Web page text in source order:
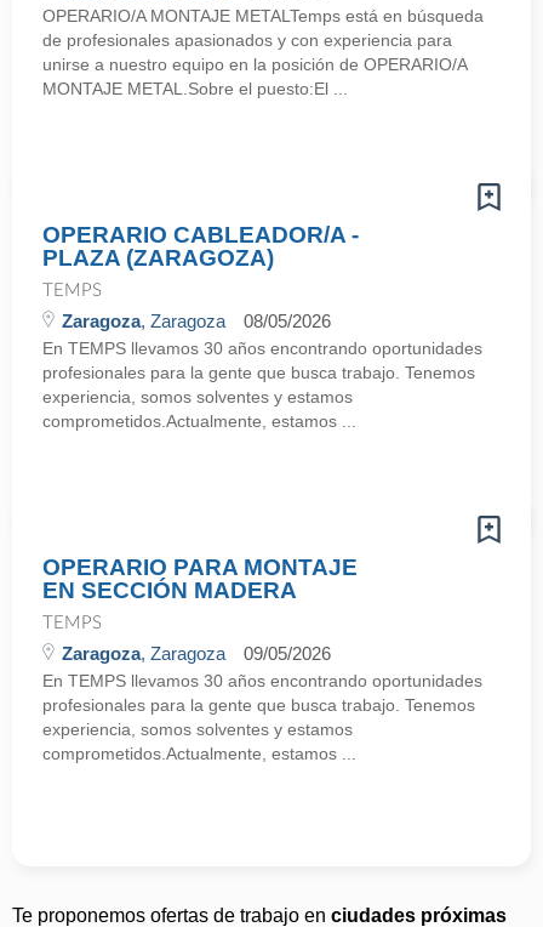
OPERARIO/A MONTAJE METALTemps está en búsqueda
de profesionales apasionados y con experiencia para
unirse a nuestro equipo en la posición de OPERARIO/A
MONTAJE METAL.Sobre el puesto:El ...
OPERARIO CABLEADOR/A -
PLAZA (ZARAGOZA)
TEMPS
Zaragoza, Zaragoza 08/05/2026
En TEMPS llevamos 30 años encontrando oportunidades
profesionales para la gente que busca trabajo. Tenemos
experiencia, somos solventes y estamos
comprometidos.Actualmente, estamos ...
OPERARIO PARA MONTAJE
EN SECCIÓN MADERA
TEMPS
Zaragoza, Zaragoza 09/05/2026
En TEMPS llevamos 30 años encontrando oportunidades
profesionales para la gente que busca trabajo. Tenemos
experiencia, somos solventes y estamos
comprometidos.Actualmente, estamos ...
Te proponemos ofertas de trabajo en ciudades próximas